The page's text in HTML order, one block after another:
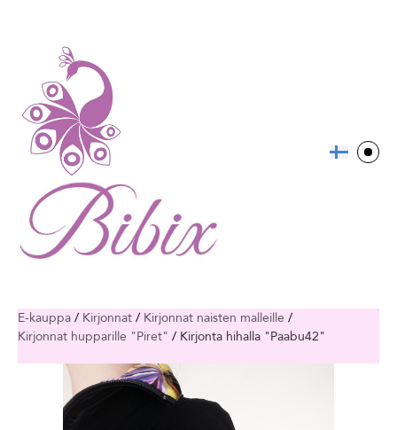
E-kauppa / Kirjonnat / Kirjonnat naisten malleille /
Kirjonnat hupparille "Piret" / Kirjonta hihalla "Paabu42"